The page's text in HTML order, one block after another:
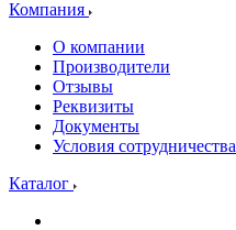
Компания
О компании
Производители
Отзывы
Реквизиты
Документы
Условия сотрудничества
Каталог